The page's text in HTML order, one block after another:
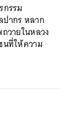
รรม
ากร หลาก
วายในหลวง
ที่ให้ความ